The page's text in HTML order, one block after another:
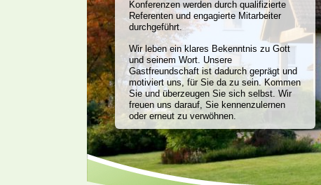
Konferenzen werden durch qualifizierte
Referenten und engagierte Mitarbeiter
durchgeführt.
Wir leben ein klares Bekenntnis zu Gott
und seinem Wort. Unsere
Gastfreundschaft ist dadurch geprägt und
motiviert uns, für Sie da zu sein. Kommen
Sie und überzeugen Sie sich selbst. Wir
freuen uns darauf, Sie kennenzulernen
oder erneut zu verwöhnen.